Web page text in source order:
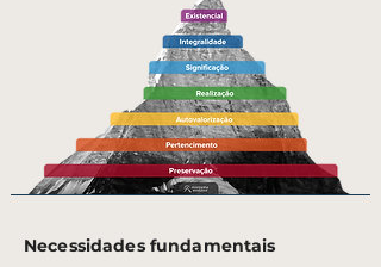
Necessidades fundamentais